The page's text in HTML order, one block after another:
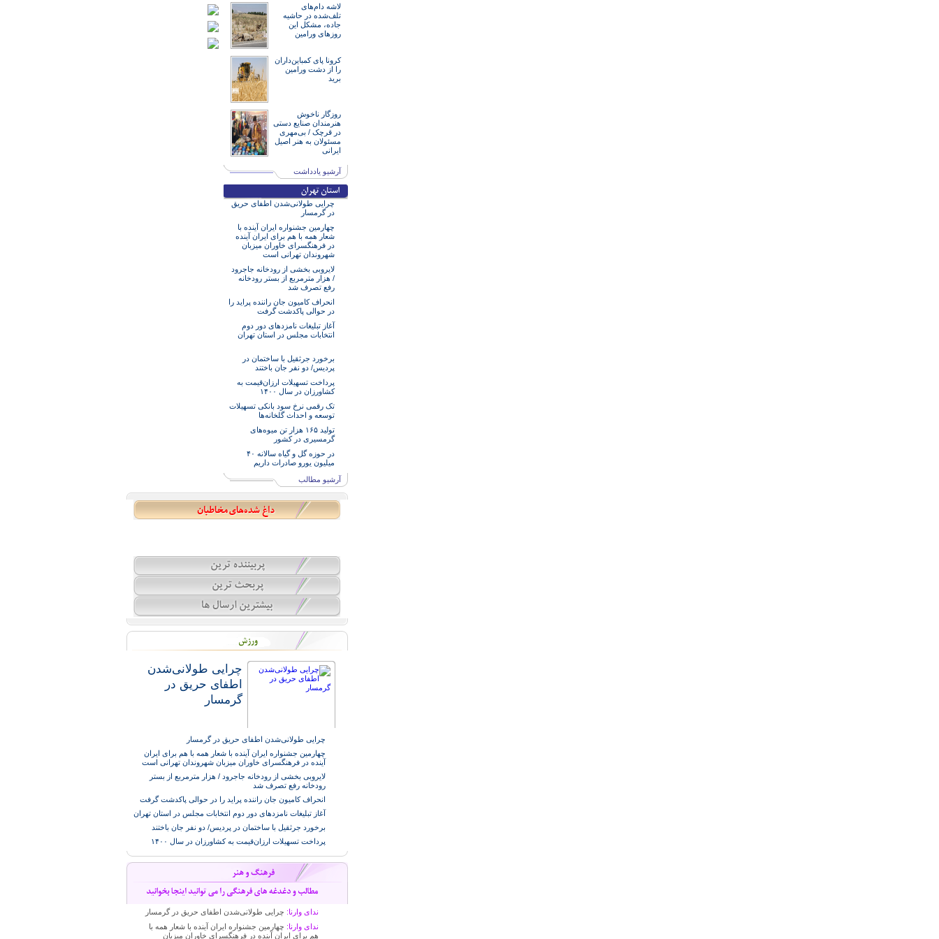
لاشه دام‌های
تلف‌شده در حاشیه
جاده، مشکل این
روزهای ورامین
کرونا پای کمباین‌داران
را از دشت ورامین
برید
روزگار ناخوش
هنرمند‌‌‌ان صنایع دستی
در قرچک / ‌بی‌مهری
مسئولان‌ به هنر اصیل
ایرانی
آرشیو یادداشت
چرایی طولانی‌شدن اطفای حریق
در گرمسار
چهارمین جشنواره ایران آینده با
شعار همه با هم برای ایران آینده
در فرهنگسرای خاوران میزبان
شهروندان تهرانی است
لایروبی بخشی از رودخانه جاجرود
/ هزار مترمربع از بستر رودخانه
رفع تصرف شد
انحراف کامیون جان راننده پراید را
در حوالی پاکدشت گرفت
آغاز تبلیغات نامزدهای دور دوم
انتخابات مجلس در استان تهران
برخورد جرثقیل با ساختمان در
پردیس/ دو نفر جان باختند
پرداخت تسهیلات ارزان‌قیمت به
کشاورزان در سال ۱۴۰۰
تک رقمی نرخ سود بانکی تسهیلات
توسعه و احداث گلخانه‌ها
تولید ۱۶۵ هزار تن میوه‌های
گرمسیری در کشور
در حوزه گل و گیاه سالانه ۴۰
میلیون یورو صادرات داریم
آرشیو مطالب
چرایی طولانی‌شدن
اطفای حریق در
گرمسار
چرایی طولانی‌شدن اطفای حریق در گرمسار
چهارمین جشنواره ایران آینده با شعار همه با هم برای ایران
آینده در فرهنگسرای خاوران میزبان شهروندان تهرانی است
لایروبی بخشی از رودخانه جاجرود / هزار مترمربع از بستر
رودخانه رفع تصرف شد
انحراف کامیون جان راننده پراید را در حوالی پاکدشت گرفت
آغاز تبلیغات نامزدهای دور دوم انتخابات مجلس در استان تهران
برخورد جرثقیل با ساختمان در پردیس/ دو نفر جان باختند
پرداخت تسهیلات ارزان‌قیمت به کشاورزان در سال ۱۴۰۰
ندای وارنا: چرایی طولانی‌شدن اطفای حریق در گرمسار
ندای وارنا: چهارمین جشنواره ایران آینده با شعار همه با
هم برای ایران آینده در فرهنگسرای خاوران میزبان